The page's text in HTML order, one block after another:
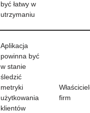
być łatwy w
utrzymaniu
Aplikacja
powinna być
w stanie
śledzić
metryki
użytkowania
klientów
firm